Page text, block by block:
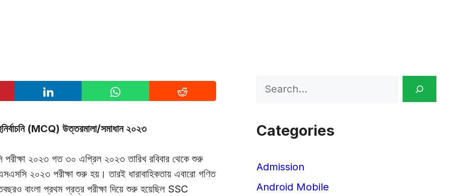
(MCQ) উত্তরমালা/সমাধান ২০২৩
পরীক্ষা ২০২৩ গত ৩০ এপ্রিল ২০২৩ তারিখ রবিবার থেকে শুরু
২০২৩ পরীক্ষা শুরু হয়। তারই ধারাবাহিকতায় এবারো গণিত
বাংলা প্রথম প্রত্র পরীক্ষা দিয়ে শুরু হয়েছিল SSC
Search
Categories
Admission
Android Mobile